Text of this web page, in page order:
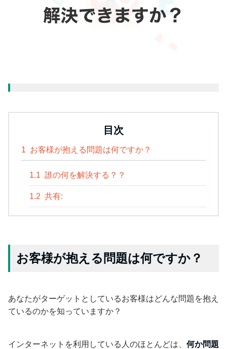
目次
1 お客様が抱える問題は何ですか？
1.1 誰の何を解決する？？
1.2 共有:
お客様が抱える問題は何ですか？
あなたがターゲットとしているお客様はどんな問題を抱え
ているのかを知っていますか？
インターネットを利用している人のほとんどは、 何か問題